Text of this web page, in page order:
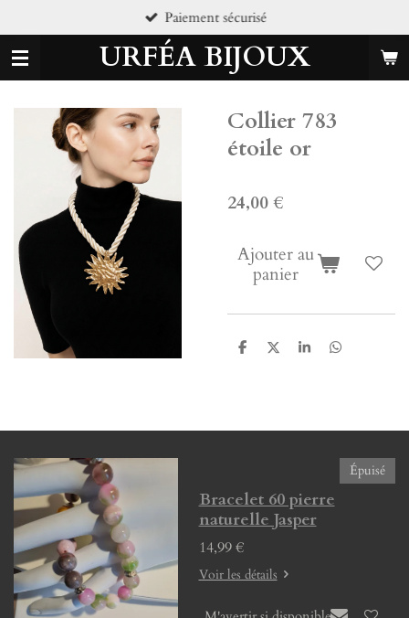
au
contenu
principal
URFÉA BIJOUX
Collier 783
étoile or
24,00 €
Ajouter au
panier
P
e
P
e
P
e
P
e
Épuisé
Bracelet 60 pierre
naturelle Jasper
14,99 €
Voir les détails